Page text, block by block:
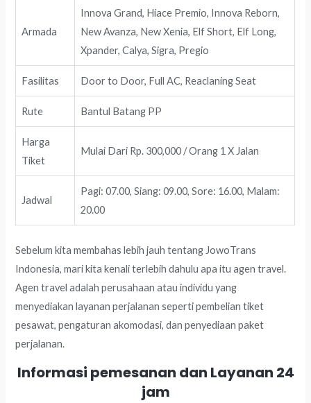
Armada
Innova Grand, Hiace Premio, Innova Reborn,
New Avanza, New Xenia, Elf Short, Elf Long,
Xpander, Calya, Sigra, Pregio
Fasilitas Door to Door, Full AC, Reaclaning Seat
Rute Bantul Batang PP
Harga
Tiket
Mulai Dari Rp. 300,000 / Orang 1 X Jalan
Jadwal
Pagi: 07.00, Siang: 09.00, Sore: 16.00, Malam:
20.00
Sebelum kita membahas lebih jauh tentang JowoTrans
Indonesia, mari kita kenali terlebih dahulu apa itu agen travel.
Agen travel adalah perusahaan atau individu yang
menyediakan layanan perjalanan seperti pembelian tiket
pesawat, pengaturan akomodasi, dan penyediaan paket
perjalanan.
Informasi pemesanan dan Layanan 24
jam